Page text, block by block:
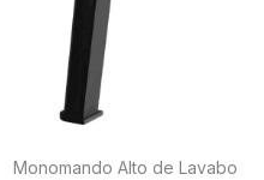
Monomando Alto de Lavabo